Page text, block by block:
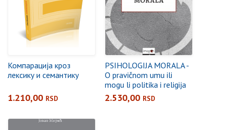
Компарација кроз
лексику и семантику
1.210,00 RSD
PSIHOLOGIJA MORALA -
O pravičnom umu ili
mogu li politika i religija
podeliti dobre ljude
2.530,00 RSD